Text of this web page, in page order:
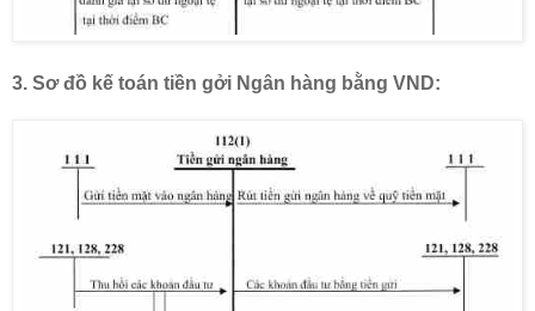
3. Sơ đồ kế toán tiền gởi Ngân hàng bằng VND: